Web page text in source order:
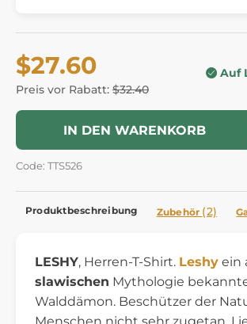
$27.60
Preis vor Rabatt: $32.40
Auf
IN DEN WARENKORB
Code: TTS526
Produktbeschreibung Zubehör (2)
LESHY, Herren-T-Shirt. Leshy ein
slawischen Mythologie
Walddämon. Beschützer der